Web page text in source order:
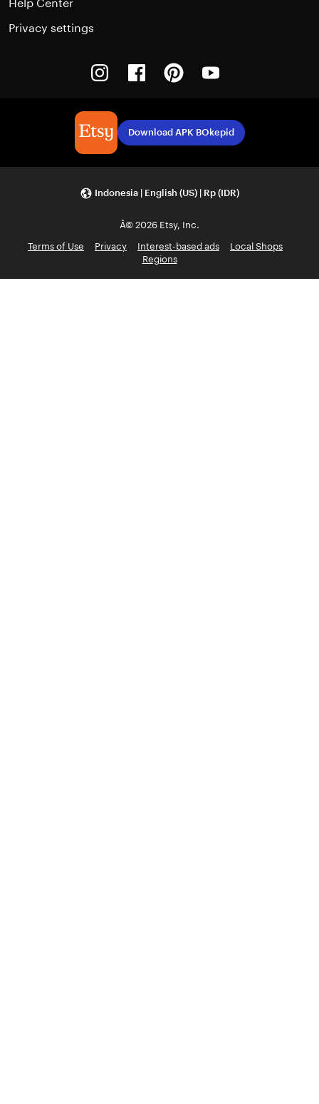
Help Center
Privacy settings
InstagramFacebookPinterest
Download APK BOkepid
Indonesia | English (US) | Rp (IDR)
Â© 2026 Etsy, Inc.
Terms of Use
Privacy Interest-based ads
Local Shops
Regions